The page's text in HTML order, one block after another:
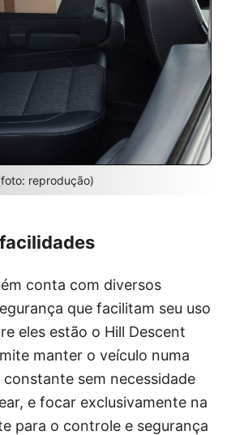
reprodução)
conta com diversos
que facilitam seu uso
eles estão o Hill Descent
manter o veículo numa
sem necessidade
e focar exclusivamente na
para o controle e segurança